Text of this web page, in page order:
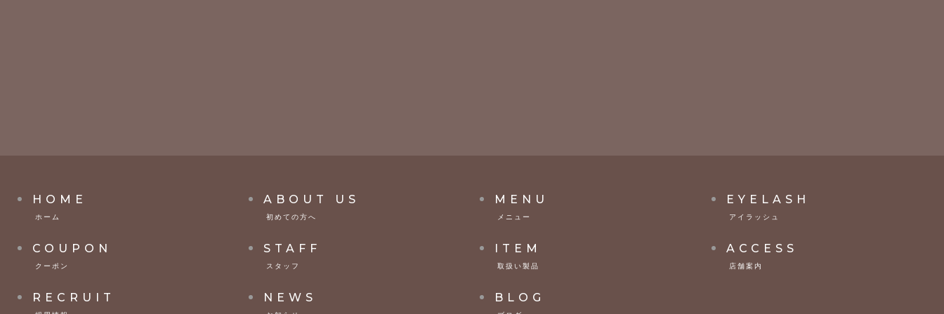
HOME
ホーム
ABOUT US
初めての方へ
MENU
メニュー
EYELASH
アイラッシュ
COUPON
クーポン
STAFF
スタッフ
ITEM
取扱い製品
ACCESS
店舗案内
RECRUIT NEWS BLOG